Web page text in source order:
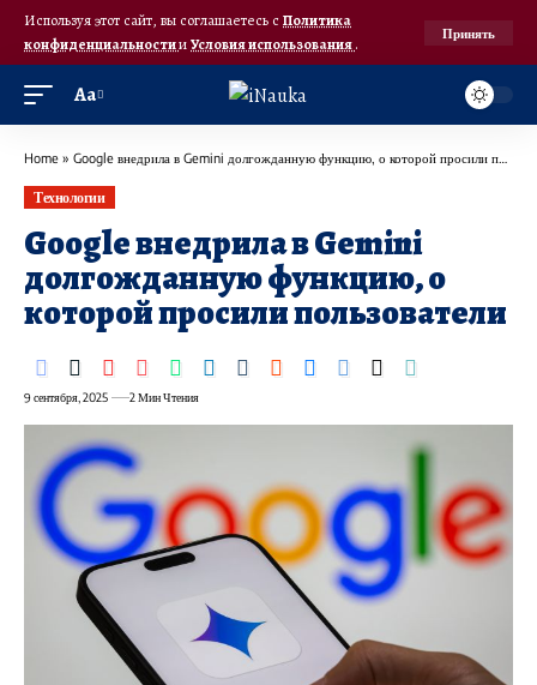
Используя этот сайт, вы соглашаетесь с Политика
конфиденциальностииУсловия использования.
Принять
Аа
Home » Google внедрила в Gemini долгожданную функцию, о которой просили пользователи
Технологии
Google внедрила в Gemini
долгожданную функцию, о
которой просили пользователи
9 сентября, 2025 2 Мин Чтения